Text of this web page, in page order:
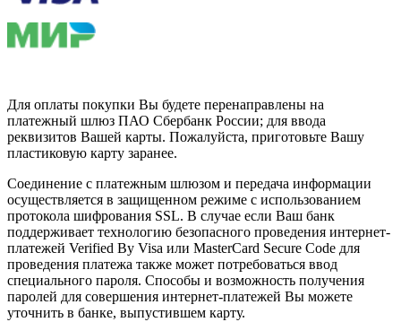
Для оплаты покупки Вы будете перенаправлены на
платежный шлюз ПАО Сбербанк России; для ввода
реквизитов Вашей карты. Пожалуйста, приготовьте Вашу
пластиковую карту заранее.
Соединение с платежным шлюзом и передача информации
осуществляется в защищенном режиме с использованием
протокола шифрования SSL. В случае если Ваш банк
поддерживает технологию безопасного проведения интернет-
платежей Verified By Visa или MasterCard Secure Code для
проведения платежа также может потребоваться ввод
специального пароля. Способы и возможность получения
паролей для совершения интернет-платежей Вы можете
уточнить в банке, выпустившем карту.